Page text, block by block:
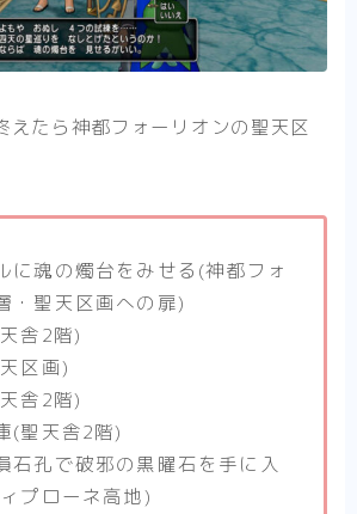
えたら神都フォーリオンの聖天区
に魂の燭台をみせる(神都フォ
・聖天区画への扉)
舎2階)
区画)
舎2階)
(聖天舎2階)
石孔で破邪の黒曜石を手に入
プローネ高地)